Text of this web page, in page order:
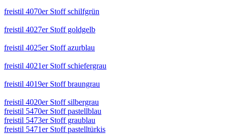
freistil 4070er Stoff schilfgrün
freistil 4027er Stoff goldgelb
freistil 4025er Stoff azurblau
freistil 4021er Stoff schiefergrau
freistil 4019er Stoff braungrau
freistil 4020er Stoff silbergrau
freistil 5470er Stoff pastellblau
freistil 5473er Stoff graublau
freistil 5471er Stoff pastelltürkis